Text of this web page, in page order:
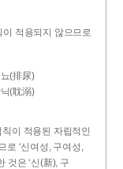
적용되지 않으므로
(排尿)
(耽溺)
칙이 적용된 자립적인
로 ‘신여성, 구여성,
것은 ‘신(新), 구